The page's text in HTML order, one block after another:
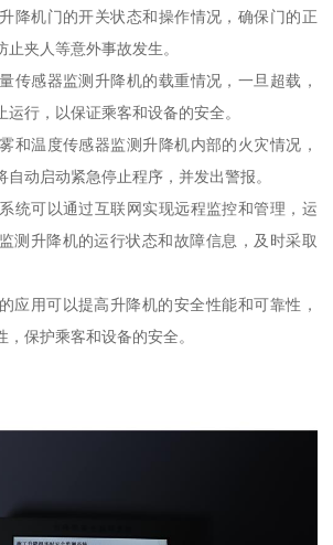
降机门的开关状态和操作情况，确保门的正
夹人等意外事故发生。
传感器监测升降机的载重情况，一旦超载，
行，以保证乘客和设备的安全。
和温度传感器监测升降机内部的火灾情况，
动启动紧急停止程序，并发出警报。
统可以通过互联网实现远程监控和管理，运
测升降机的运行状态和故障信息，及时采取
应用可以提高升降机的安全性能和可靠性，
保护乘客和设备的安全。